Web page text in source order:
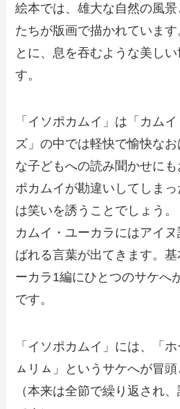
絵本では、雄大な自然の風
たちが版画で描かれていま
とに、息を吞むような美し
す。
「イソポカムイ」は「カム
ズ」の中では軽快で愉快な
な子どもへの読み聞かせに
ポカムイが勘違いしてしま
は笑いを誘うことでしょう。
カムイ・ユーカラにはアイ
ばれる言葉が出てきます。
ーカラ1編にひとつのサケへ
です。
「イソポカムイ」には、「
ㇺリㇺ」というサケへが冒
（本来は全節で繰り返され